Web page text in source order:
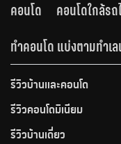
คอนโด
คอนโดใกล้ร
ทำคอนโด แบ่งตามทำเล
รีวิวบ้านและคอนโด
รีวิวคอนโดมิเนียม
รีวิวบ้านเดี่ยว